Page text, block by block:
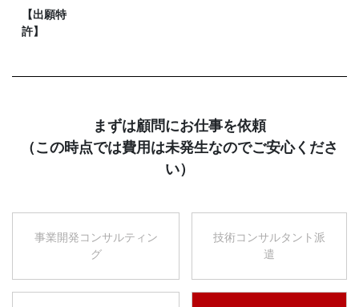
【出願特
許】
まずは顧問にお仕事を依頼
（この時点では費用は未発生なのでご安心くださ
い）
事業開発コンサルティン
グ
技術コンサルタント派
遣